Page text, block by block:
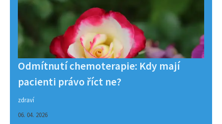
Odmítnutí chemoterapie: Kdy mají
pacienti právo říct ne?
zdraví
06. 04. 2026